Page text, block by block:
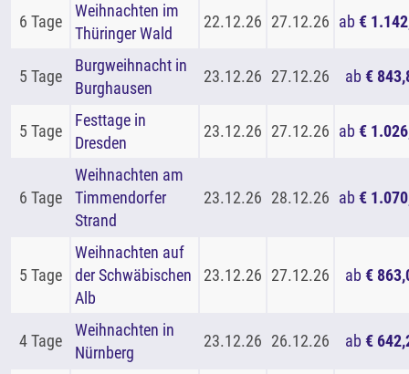
6 Tage
Weihnachten im
Thüringer Wald
22.12.26 27.12.26 ab €
5 Tage
Burgweihnacht in
Burghausen
23.12.26 27.12.26 ab €
5 Tage
Festtage in
Dresden
23.12.26 27.12.26 ab €
6 Tage
Weihnachten am
Timmendorfer
Strand
23.12.26 28.12.26 ab €
5 Tage
Weihnachten auf
der Schwäbischen
Alb
23.12.26 27.12.26 ab €
4 Tage
Weihnachten in
Nürnberg
23.12.26 26.12.26 ab €